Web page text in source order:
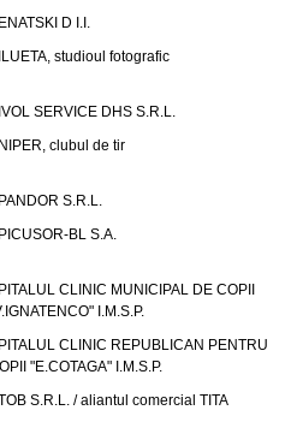
D I.I.
studioul fotografic
SERVICE DHS S.R.L.
clubul de tir
S.R.L.
BL S.A.
CLINIC MUNICIPAL DE COPII
I.M.S.P.
CLINIC REPUBLICAN PENTRU
"E.COTAGA" I.M.S.P.
S.R.L. / aliantul comercial TITA